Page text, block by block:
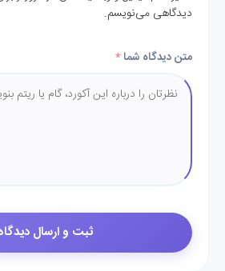
دیدگاهی می‌نویسم.
متن دیدگاه شما*